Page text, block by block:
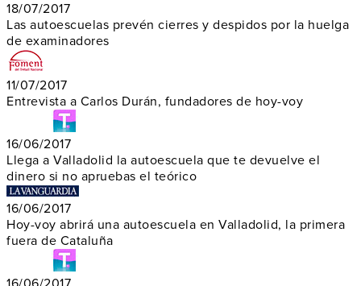
18/07/2017
Las autoescuelas prevén cierres y despidos por la huelga
de examinadores
11/07/2017
Entrevista a Carlos Durán, fundadores de hoy-voy
16/06/2017
Llega a Valladolid la autoescuela que te devuelve el
dinero si no apruebas el teórico
16/06/2017
Hoy-voy abrirá una autoescuela en Valladolid, la primera
fuera de Cataluña